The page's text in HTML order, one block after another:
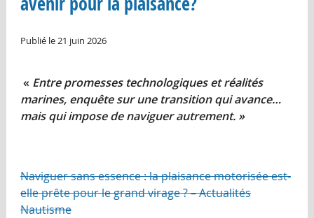
Publié le 21 juin 2026
« Entre promesses technologiques et réalités
marines, enquête sur une transition qui avance…
mais qui impose de naviguer autrement. »
Naviguer sans essence : la plaisance motorisée est-
elle prête pour le grand virage ? – Actualités
Nautisme